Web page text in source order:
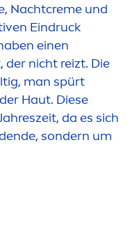
, Nachtcreme und
Eindruck
einen
der nicht reizt. Die
man spürt
Haut. Diese
da es sich
sondern um